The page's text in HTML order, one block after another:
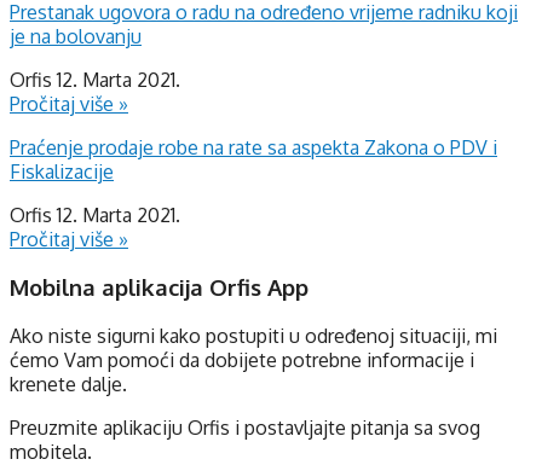
Prestanak ugovora o radu na određeno vrijeme radniku koji
je na bolovanju
Orfis12. Marta 2021.
Pročitaj više »
Praćenje prodaje robe na rate sa aspekta Zakona o PDV i
Fiskalizacije
Orfis12. Marta 2021.
Pročitaj više »
Mobilna aplikacija Orfis App
Ako niste sigurni kako postupiti u određenoj situaciji, mi
ćemo Vam pomoći da dobijete potrebne informacije i
krenete dalje.
Preuzmite aplikaciju Orfis i postavljajte pitanja sa svog
mobitela.